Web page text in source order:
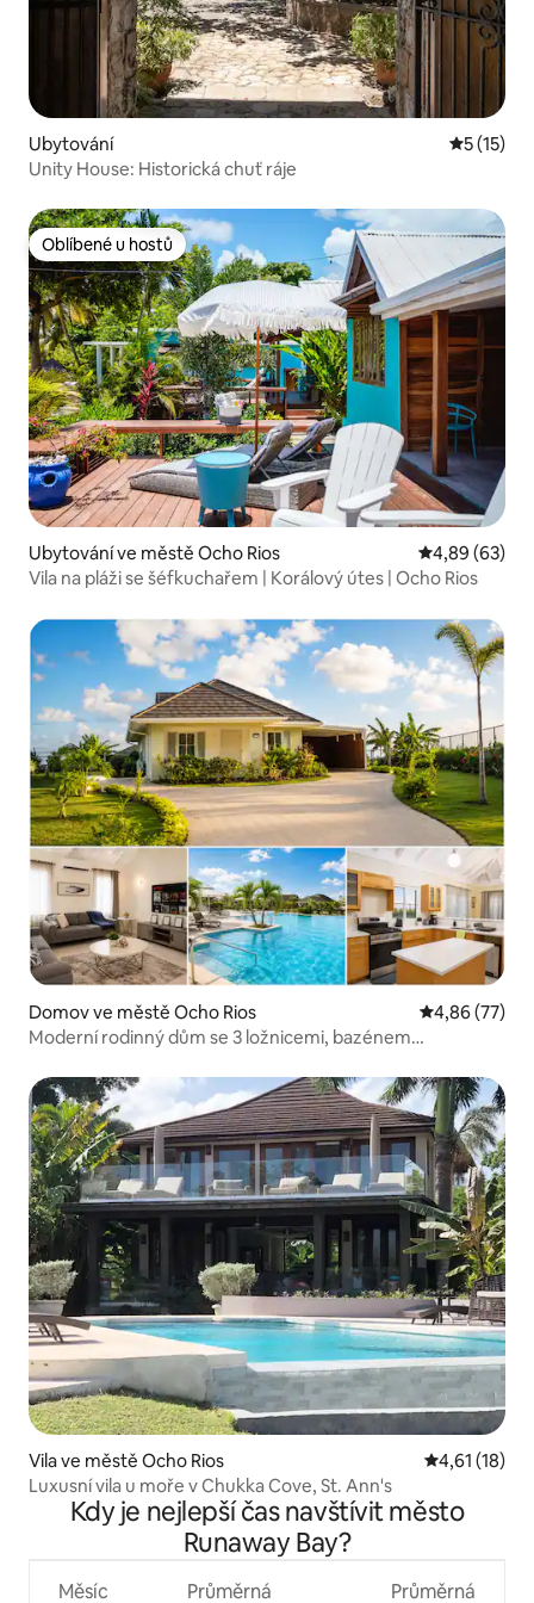
Ubytování
5 (15)
Unity House: Historická chuť ráje
Oblíbené u hostů
Oblíbené u hostů
Ubytování ve městě Ocho Rios Průměrné
4,89 (63)
Vila na pláži se šéfkuchařem | Korálový útes | Ocho Rios
Domov ve městě Ocho Rios Průměrné
4,86 (77)
Moderní rodinný dům se 3 ložnicemi, bazénem
Vila ve městě Ocho Rios Průměrné
4,61 (18)
Luxusní vila u moře v Chukka Cove, St. Ann's
Kdy je nejlepší čas navštívit město
Runaway Bay?
Měsíc Průměrná Průměrná